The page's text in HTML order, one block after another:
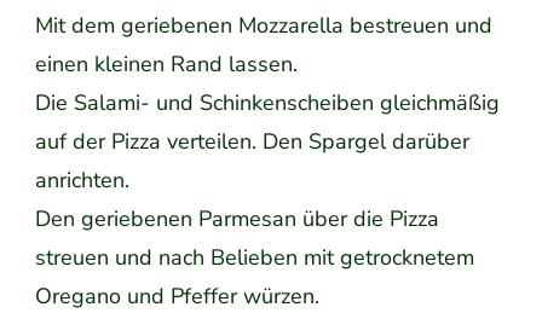
Mit dem geriebenen Mozzarella bestreuen und
einen kleinen Rand lassen.
Die Salami- und Schinkenscheiben gleichmäßig
auf der Pizza verteilen. Den Spargel darüber
anrichten.
Den geriebenen Parmesan über die Pizza
streuen und nach Belieben mit getrocknetem
Oregano und Pfeffer würzen.